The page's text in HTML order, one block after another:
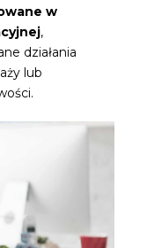
w
,
działania
lub